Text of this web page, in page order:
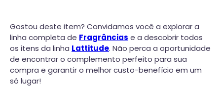
Gostou deste item? Convidamos você a explorar a
linha completa de Fragrâncias e a descobrir todos
os itens da linha Lattitude. Não perca a oportunidade
de encontrar o complemento perfeito para sua
compra e garantir o melhor custo-benefício em um
só lugar!